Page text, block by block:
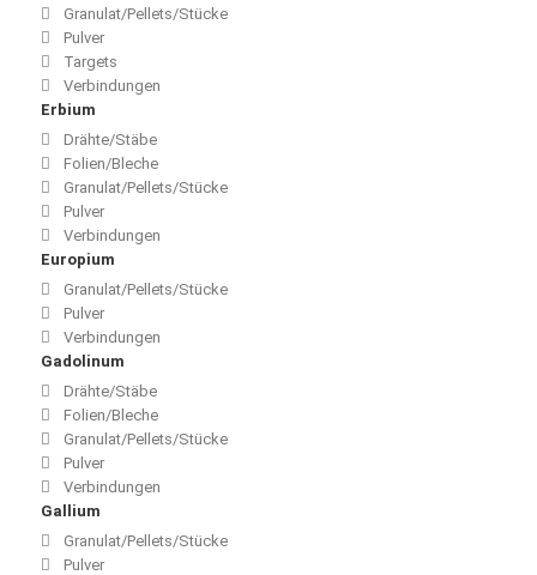
Granulat/Pellets/Stücke
Pulver
Targets
Verbindungen
Erbium
Drähte/Stäbe
Folien/Bleche
Granulat/Pellets/Stücke
Pulver
Verbindungen
Europium
Granulat/Pellets/Stücke
Pulver
Verbindungen
Gadolinum
Drähte/Stäbe
Folien/Bleche
Granulat/Pellets/Stücke
Pulver
Verbindungen
Gallium
Granulat/Pellets/Stücke
Pulver